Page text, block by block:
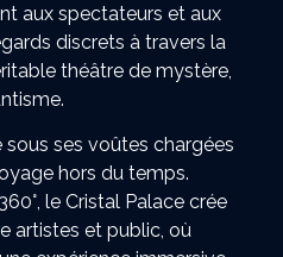
aux spectateurs et aux
discrets à travers la
théâtre de mystère,
sous ses voûtes chargées
hors du temps.
le Cristal Palace crée
artistes et public, où